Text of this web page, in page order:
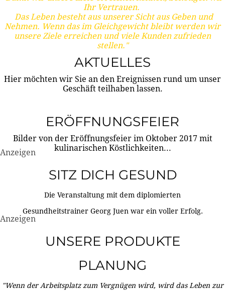
Ihr Vertrauen.
Das Leben besteht aus unserer Sicht aus Geben und
Nehmen. Wenn das im Gleichgewicht bleibt werden wir
unsere Ziele erreichen und viele Kunden zufrieden
stellen."
AKTUELLES
Hier möchten wir Sie an den Ereignissen rund um unser
Geschäft teilhaben lassen.
ERÖFFNUNGSFEIER
Bilder von der Eröffnungsfeier im Oktober 2017 mit
kulinarischen Köstlichkeiten...
Anzeigen
SITZ DICH GESUND
Die Veranstaltung mit dem diplomierten
Gesundheitstrainer Georg Juen war ein voller Erfolg.
Anzeigen
UNSERE PRODUKTE
PLANUNG
"Wenn der Arbeitsplatz zum Vergnügen wird, wird das Leben zur